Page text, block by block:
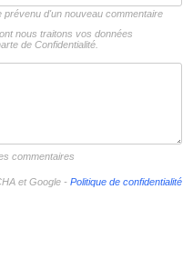
d'un nouveau commentaire
nous traitons vos données
de Confidentialité.
commentaires
et Google - Politique de confidentialité